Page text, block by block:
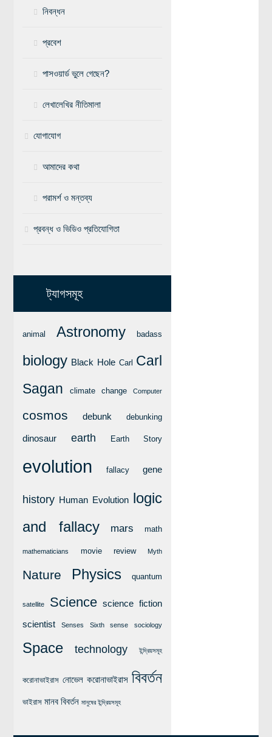
সামাজিক বিজ্ঞান
নৃবিজ্ঞান
বিদেশী বিজ্ঞানী
প্রবেশ
আপনার প্রোফাইল
বিজ্ঞানযাত্রায় লেখা জমা দেয়ার নির্দেশনাসমূহ
লক্ষ্য ও উদ্দেশ্য
লজিক এবং ফ্যালাসি
রিভিউ (বই/মুভি/সিরিজ)
আবিষ্কারের গল্প
নিবন্ধন
প্রবেশ
পাসওয়ার্ড ভুলে গেছেন?
লেখালেখির নীতিমালা
যোগাযোগ
আমাদের কথা
পরামর্শ ও মন্তব্য
প্রবন্ধ ও ভিডিও প্রতিযোগিতা
ট্যাগসমূহ
animal Astronomy badass
biology Black Hole Carl Carl
Sagan
climate change Computer
cosmos debunk debunking
dinosaur earth Earth Story
evolution fallacy gene
history Human Evolution
logic
and fallacy
mars math
mathematicians movie review Myth
Nature Physics quantum
satellite Science science fiction
scientist Senses Sixth sense sociology
Space technology ইন্দ্রিয়সমূহ
করোনাভাইরাস নোভেল করোনাভাইরাস বিবর্তন
ভাইরাস মানব বিবর্তন মানুষের ইন্দ্রিয়সমূহ